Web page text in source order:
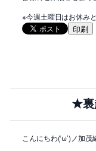
※今週土曜日はお休み
印刷
★裏
こんにちわ(‘ω’)ノ加茂